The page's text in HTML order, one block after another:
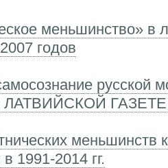
меньшинство» в
годов
русской
ГАЗЕТЕ
меньшинств
1991-2014 гг.